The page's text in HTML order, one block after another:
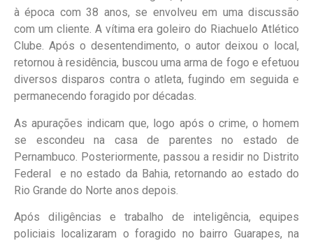
à época com 38 anos, se envolveu em uma discussão
com um cliente. A vítima era goleiro do Riachuelo Atlético
Clube. Após o desentendimento, o autor deixou o local,
retornou à residência, buscou uma arma de fogo e efetuou
diversos disparos contra o atleta, fugindo em seguida e
permanecendo foragido por décadas.
As apurações indicam que, logo após o crime, o homem
se escondeu na casa de parentes no estado de
Pernambuco. Posteriormente, passou a residir no Distrito
Federal e no estado da Bahia, retornando ao estado do
Rio Grande do Norte anos depois.
Após diligências e trabalho de inteligência, equipes
policiais localizaram o foragido no bairro Guarapes, na